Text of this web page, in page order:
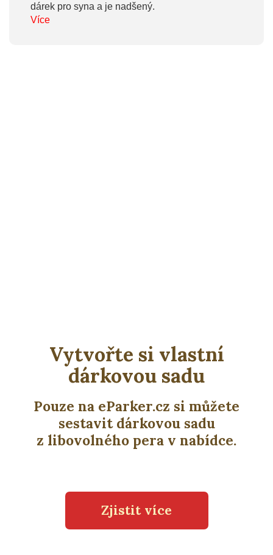
dárek pro syna a je nadšený.
Více
Vytvořte si vlastní
dárkovou sadu
Pouze na eParker.cz si můžete
sestavit dárkovou sadu
z libovolného pera v nabídce.
Zjistit více